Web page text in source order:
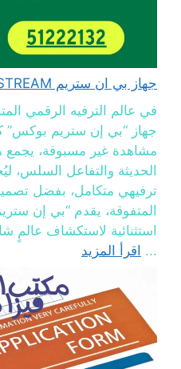
جهاز بي ان ستريم beIN STREAM الكويت مع اشتراك
في عالم الترفيه الرقمي
جهاز “بي إن ستريم بوكس”
مشاهدة غير مسبوقة، يجمع
الحديثة والتفاعل السلس،
ترفيهي متكامل، بفضل
المتفوقة، يقدم “بي إن
استثنائية لاستكشاف عالمٍ
... اقرأ المزيد